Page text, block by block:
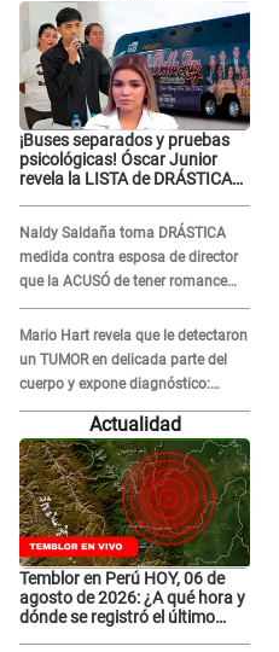
¡Buses separados y pruebas
psicológicas! Óscar Junior
revela la LISTA de DRÁSTICAS
en 'La Bella Luz' tras caso
Naldy Saldaña
Naldy Saldaña toma DRÁSTICA
medida contra esposa de director
que la ACUSÓ de tener romance
con él: "Muy triste..."
Mario Hart revela que le detectaron
un TUMOR en delicada parte del
cuerpo y expone diagnóstico:
"Dolores muy fuertes..."
Actualidad
Temblor en Perú HOY, 06 de
agosto de 2026: ¿A qué hora y
dónde se registró el último